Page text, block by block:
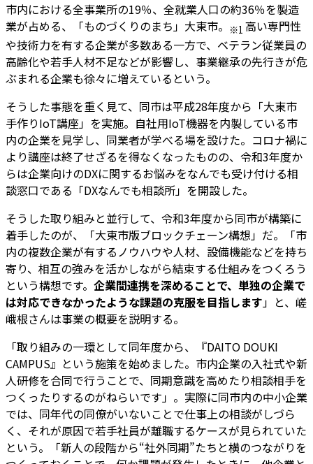
市内における全事業所の19％、全就業人口の約36％を製造
業が占める、「ものづくりのまち」大東市。
※1 高い専門性
や技術力を有する企業が多数ある一方で、ベテラン従業員の
高齢化や若手人材不足などが影響し、事業継承の先行きが危
ぶまれる企業も徐々に増えているという。
そうした事態を重く見て、同市は平成28年度から「大東市
手作りIoT講座」を実施。自社用IoT機器を内製している市
内の企業を見学し、同業者が学べる場を設けた。コロナ禍に
より講座は終了せざるを得なくなったものの、令和3年度か
らは企業向けのDXに関するお悩みをなんでも受け付ける相
談窓口である「DXなんでも相談所」を開設した。
そうした取り組みと並行して、令和3年度から同市が構築に
着手したのが、「大東市版ブロックチェーン構想」だ。「市
内の複数企業が有するノウハウや人材、設備機能などを持ち
寄り、相互の強みを活かしながら結束する仕組みをつくろう
という構想です。 企業間連携を深めることで、単独の企業で
は対応できなかったような課題の克服を目指します」と、嵯
峨根さんは事業の概要を説明する。
「取り組みの一環として同年度から、『DAITO DOUKI
CAMPUS』という施策を始めました。市内企業の入社式や新
人研修を合同で行うことで、同期意識を高めたり相談相手を
つくったりするのがねらいです」。実際に同市内の中小企業
では、同年代の同僚がいないことで仕事上の相談がしづら
く、それが原因で若手社員が離職するケースが見られていた
という。「新人の段階から“社外同期”たちと横のつながりを